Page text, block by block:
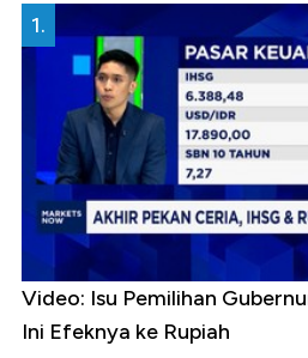
1.
Video: Isu Pemilihan
Ini Efeknya ke Rupiah